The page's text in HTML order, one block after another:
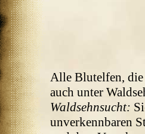
Alle Blutelfen,
auch unter
Waldsehnsucht:
unverkennbaren